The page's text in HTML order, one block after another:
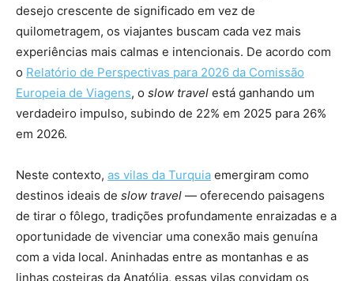
desejo crescente de significado em vez de
quilometragem, os viajantes buscam cada vez mais
experiências mais calmas e intencionais. De acordo com
o Relatório de Perspectivas para 2026 da Comissão
Europeia de Viagens, o slow travel está ganhando um
verdadeiro impulso, subindo de 22% em 2025 para 26%
em 2026.
Neste contexto, as vilas da Turquia emergiram como
destinos ideais de slow travel — oferecendo paisagens
de tirar o fôlego, tradições profundamente enraizadas e a
oportunidade de vivenciar uma conexão mais genuína
com a vida local. Aninhadas entre as montanhas e as
linhas costeiras da Anatólia, essas vilas convidam os